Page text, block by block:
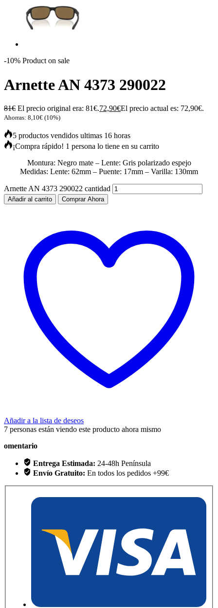
-10% Product on sale
Arnette AN 4373 290022
81€ El precio original era: 81€.72,90€El precio actual es: 72,90€.
Ahorras: 8,10€ (10%)
5 productos vendidos ultimas 16 horas
¡Compra rápido! 1 persona lo tiene en su carrito
Montura: Negro mate – Lente: Gris polarizado espejo
Medidas: Lente: 62mm – Puente: 17mm – Varilla: 130mm
Arnette AN 4373 290022 cantidad
Añadir al carrito Comprar Ahora
Añadir a la lista de deseos
7 personas están viendo este producto ahora mismo
omentario
Entrega Estimada: 24-48h Península
Envío Gratuito: En todos los pedidos +99€